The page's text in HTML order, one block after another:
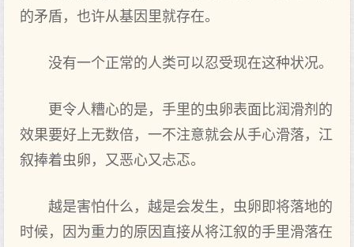
的矛盾，也许从基因里就存在。
没有一个正常的人类可以忍受现在这种状况。
更令人糟心的是，手里的虫卵表面比润滑剂的
效果要好上无数倍，一不注意就会从手心滑落，江
叙捧着虫卵，又恶心又忐忑。
越是害怕什么，越是会发生，虫卵即将落地的
时候，因为重力的原因直接从将江叙的手里滑落在